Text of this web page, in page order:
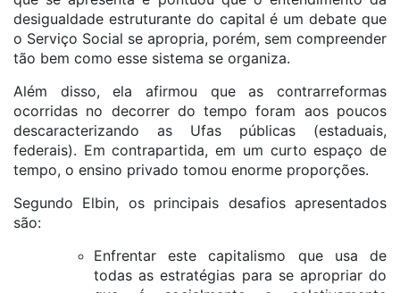
desigualdade estruturante do capital é um debate que
o Serviço Social se apropria, porém, sem compreender
tão bem como esse sistema se organiza.
Além disso, ela afirmou que as contrarreformas
ocorridas no decorrer do tempo foram aos poucos
descaracterizando as Ufas públicas (estaduais,
federais). Em contrapartida, em um curto espaço de
tempo, o ensino privado tomou enorme proporções.
Segundo Elbin, os principais desafios apresentados
são:
Enfrentar este capitalismo que usa de
todas as estratégias para se apropriar do